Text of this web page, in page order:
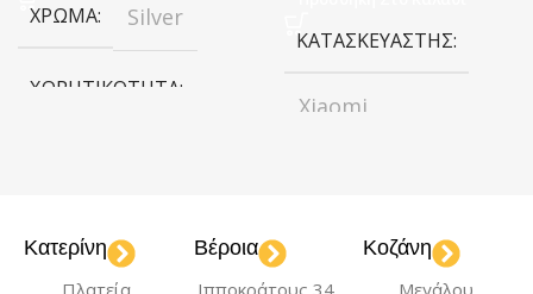
ΧΡΏΜΑ Silver
ΧΩΡΗΤΙΚΌΤΗΤΑ
ΚΑΤΑΣΚΕΥΑΣΤΉΣ
Xiaomi
Coral Green
Κατερίνη Βέροια Κοζάνη